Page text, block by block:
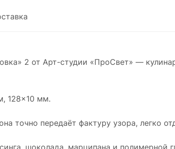
2 от Арт-студии «ПроСвет» —
128×10 мм.
точно передаёт фактуру узора, легко
шоколада, марципана и полимерной